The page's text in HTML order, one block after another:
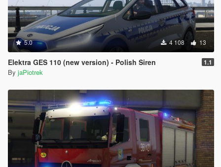
5.0 4 108 13
Elektra GES 110 (new version) - Polish Siren 1.1
By jaPiotrek